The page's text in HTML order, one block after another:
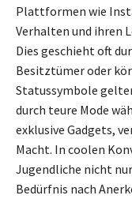
Plattformen wie
Verhalten und ihren
Dies geschieht oft
Besitztümer oder
Statussymbole
durch teure Mode
exklusive Gadgets,
Macht. In coolen
Jugendliche nicht
Bedürfnis nach